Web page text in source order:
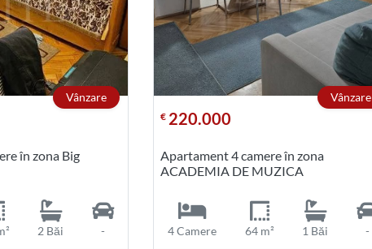
Vânzare
în zona Big
2 Băi
-
Vânzare
€ 220.000
Apartament 4 camere în zona
ACADEMIA DE MUZICA
4 Camere 64 m² 1 Băi
-